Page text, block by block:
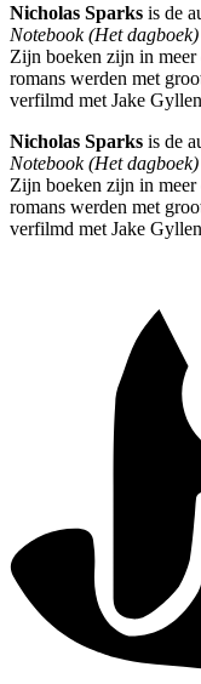
Nicholas Sparks is de
Notebook (Het dagboek)
Zijn boeken zijn in meer
romans werden met
verfilmd met Jake
Nicholas Sparks is de
Notebook (Het dagboek)
Zijn boeken zijn in meer
romans werden met
verfilmd met Jake